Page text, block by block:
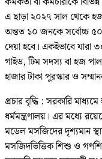
এ ছাড়া ২০২৭ সাল থেকে হজ
অন্তত ১০ জনকে সর্বোচ্চ ৫০
দেয়া হবে। একইভাবে যারা
গাইড, টিম সদস্য বা হজ
হাজার টাকা পুরস্কার ও
প্রচার বৃদ্ধি : সরকারি
ধর্মমন্ত্রণালয়। এর মধ্যে
মডেল মসজিদের দৃশ্যমান
মসজিদভিত্তিক শিশু ও